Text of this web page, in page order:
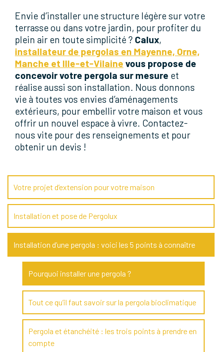
Envie d’installer une structure légère sur votre
terrasse ou dans votre jardin, pour profiter du
plein air en toute simplicité ? Calux,
installateur de pergolas en Mayenne, Orne,
Manche et Ille-et-Vilaine vous propose de
concevoir votre pergola sur mesure et
réalise aussi son installation. Nous donnons
vie à toutes vos envies d’aménagements
extérieurs, pour embellir votre maison et vous
offrir un nouvel espace à vivre. Contactez-
nous vite pour des renseignements et pour
obtenir un devis !
Votre projet d’extension pour votre maison
Installation et pose de Pergolux
Installation d’une pergola : voici les 5 points à connaître
Pourquoi installer une pergola ?
Tout ce qu’il faut savoir sur la pergola bioclimatique
Pergola et étanchéité : les trois points à prendre en
compte